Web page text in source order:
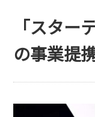
「スター
の事業提